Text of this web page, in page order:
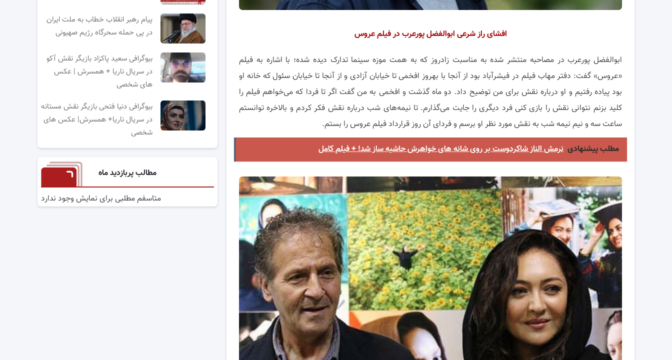
افشای راز شرعی ابوالفضل پورعرب در فیلم عروس
ابوالفضل پورعرب در مصاحبه منتشر شده به مناسبت زادروز که به همت موزه سینما تدارک دیده شده؛ با اشاره به فیلم
«عروس» گفت: دفتر مهاب فیلم در فیشرآباد بود از آنجا با بهروز افخمی تا خیابان آزادی و از آنجا تا خیابان سئول که خانه او
بود پیاده رفتیم و او درباره نقش برای من توضیح داد. دو ماه گذشت و افخمی به من گفت اگر تا فردا که می‌خواهم فیلم را
کلید بزنم نتوانی نقش را بازی کنی فرد دیگری را جایت می‌گذارم. تا نیمه‌های شب درباره نقش فکر کردم و بالاخره توانستم
ساعت سه و نیم نیمه شب به نقش مورد نظر او برسم و فردای آن روز قرارداد فیلم عروس را بستم.
مطلب پیشنهادی نرمش الناز شاکردوست بر روی شانه های خواهرش حاشیه ساز شد! + فیلم کامل
پیام رهبر انقلاب خطاب به ملت ایران
در پی حمله سحرگاه رژیم صهیونی
بیوگرافی سعید پاکزاد بازیگر نقش آکو
در سریال ناریا + همسرش | عکس
های شخصی
بیوگرافی دنیا فتحی بازیگر نقش مستانه
در سریال ناریا+ همسرش| عکس های
شخصی
مطالب پربازدید ماه
متاسفم مطلبی برای نمایش وجود ندارد